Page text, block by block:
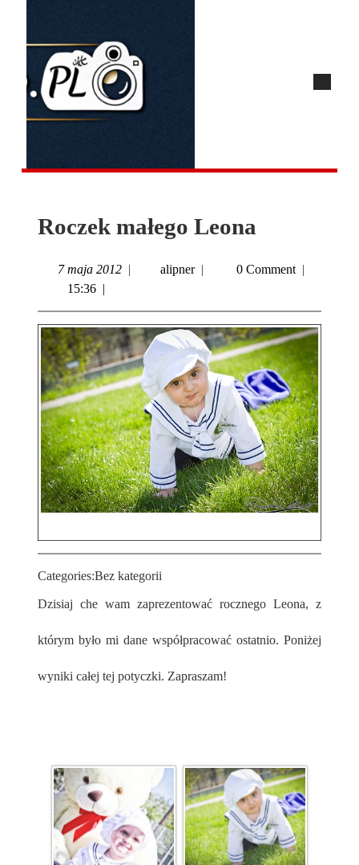
Roczek małego Leona
7 maja 2012 | alipner | 0 Comment |
15:36 |
Categories:Bez kategorii
Dzisiaj che wam zaprezentować rocznego Leona, z
którym było mi dane współpracować ostatnio. Poniżej
wyniki całej tej potyczki. Zapraszam!